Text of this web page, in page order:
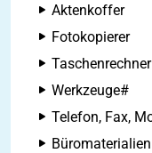
Aktenkoffer
Fotokopierer
Taschenrechner
Werkzeuge#
Telefon, Fax,